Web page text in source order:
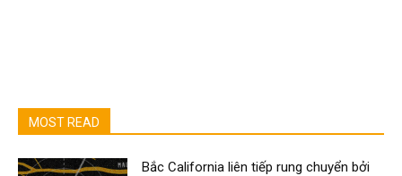
MOST READ
Bắc California liên tiếp rung chuyển bởi